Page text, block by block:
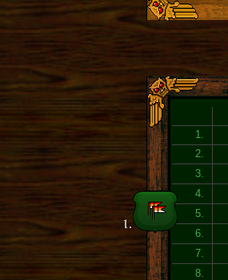
1.
2.
3.
4.
5.
6.
7.
8.